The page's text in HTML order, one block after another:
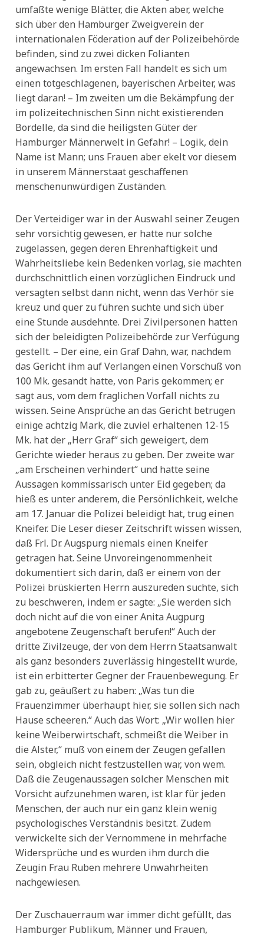
umfaßte wenige Blätter, die Akten aber, welche
sich über den Hamburger Zweigverein der
internationalen Föderation auf der Polizeibehörde
befinden, sind zu zwei dicken Folianten
angewachsen. Im ersten Fall handelt es sich um
einen totgeschlagenen, bayerischen Arbeiter, was
liegt daran! – Im zweiten um die Bekämpfung der
im polizeitechnischen Sinn nicht existierenden
Bordelle, da sind die heiligsten Güter der
Hamburger Männerwelt in Gefahr! – Logik, dein
Name ist Mann; uns Frauen aber ekelt vor diesem
in unserem Männerstaat geschaffenen
menschenunwürdigen Zuständen.
Der Verteidiger war in der Auswahl seiner Zeugen
sehr vorsichtig gewesen, er hatte nur solche
zugelassen, gegen deren Ehrenhaftigkeit und
Wahrheitsliebe kein Bedenken vorlag, sie machten
durchschnittlich einen vorzüglichen Eindruck und
versagten selbst dann nicht, wenn das Verhör sie
kreuz und quer zu führen suchte und sich über
eine Stunde ausdehnte. Drei Zivilpersonen hatten
sich der beleidigten Polizeibehörde zur Verfügung
gestellt. – Der eine, ein Graf Dahn, war, nachdem
das Gericht ihm auf Verlangen einen Vorschuß von
100 Mk. gesandt hatte, von Paris gekommen; er
sagt aus, vom dem fraglichen Vorfall nichts zu
wissen. Seine Ansprüche an das Gericht betrugen
einige achtzig Mark, die zuviel erhaltenen 12-15
Mk. hat der „Herr Graf“ sich geweigert, dem
Gerichte wieder heraus zu geben. Der zweite war
„am Erscheinen verhindert“ und hatte seine
Aussagen kommissarisch unter Eid gegeben; da
hieß es unter anderem, die Persönlichkeit, welche
am 17. Januar die Polizei beleidigt hat, trug einen
Kneifer. Die Leser dieser Zeitschrift wissen wissen,
daß Frl. Dr. Augspurg niemals einen Kneifer
getragen hat. Seine Unvoreingenommenheit
dokumentiert sich darin, daß er einem von der
Polizei brüskierten Herrn auszureden suchte, sich
zu beschweren, indem er sagte: „Sie werden sich
doch nicht auf die von einer Anita Augpurg
angebotene Zeugenschaft berufen!“ Auch der
dritte Zivilzeuge, der von dem Herrn Staatsanwalt
als ganz besonders zuverlässig hingestellt wurde,
ist ein erbitterter Gegner der Frauenbewegung. Er
gab zu, geäußert zu haben: „Was tun die
Frauenzimmer überhaupt hier, sie sollen sich nach
Hause scheeren.“ Auch das Wort: „Wir wollen hier
keine Weiberwirtschaft, schmeißt die Weiber in
die Alster,“ muß von einem der Zeugen gefallen
sein, obgleich nicht festzustellen war, von wem.
Daß die Zeugenaussagen solcher Menschen mit
Vorsicht aufzunehmen waren, ist klar für jeden
Menschen, der auch nur ein ganz klein wenig
psychologisches Verständnis besitzt. Zudem
verwickelte sich der Vernommene in mehrfache
Widersprüche und es wurden ihm durch die
Zeugin Frau Ruben mehrere Unwahrheiten
nachgewiesen.
Der Zuschauerraum war immer dicht gefüllt, das
Hamburger Publikum, Männer und Frauen,